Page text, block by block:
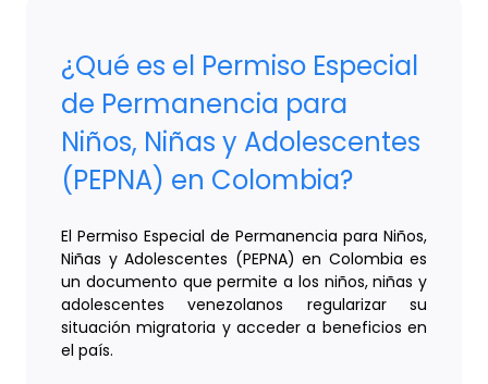
¿Qué es el Permiso Especial
de Permanencia para
Niños, Niñas y Adolescentes
(PEPNA) en Colombia?
El Permiso Especial de Permanencia para Niños,
Niñas y Adolescentes (PEPNA) en Colombia es
un documento que permite a los niños, niñas y
adolescentes venezolanos regularizar su
situación migratoria y acceder a beneficios en
el país.